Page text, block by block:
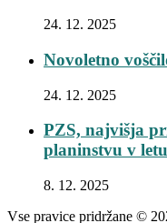
24. 12. 2025
Novoletno
24. 12. 2025
PZS, najvišja
planinstvu v
8. 12. 2025
Vse pravice pridržane ©